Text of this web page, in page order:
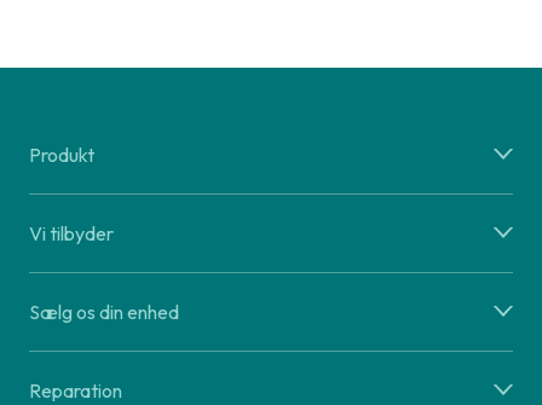
Produkt
Vi tilbyder
Sælg os din enhed
Reparation